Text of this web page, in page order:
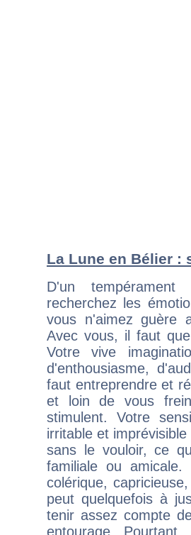
La Lune en Bélier :
D'un
recherchez les
vous n'aimez guère
Avec vous, il faut
Votre vive
d'enthousiasme,
faut entreprendre et
et loin de vous
stimulent. Votre
irritable et
sans le vouloir, ce
familiale ou
colérique,
peut quelquefois à
tenir assez compte
entourage.